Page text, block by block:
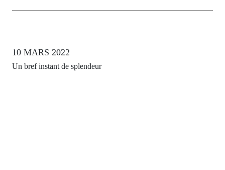
10 MARS 2022
Un bref instant de splendeur